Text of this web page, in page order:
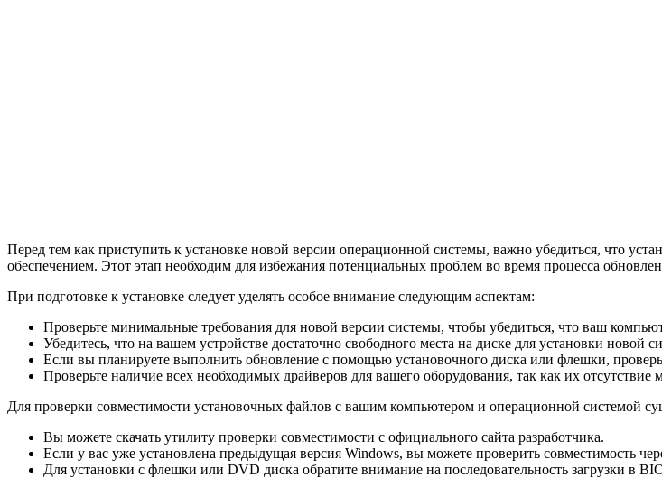
Перед тем как приступить к установке новой версии операционной системы, важно убедиться, что
обеспечением. Этот этап необходим для избежания потенциальных проблем во время процесса
При подготовке к установке следует уделять особое внимание следующим аспектам:
Проверьте минимальные требования для новой версии системы, чтобы убедиться, что ваш
Убедитесь, что на вашем устройстве достаточно свободного места на диске для установки новой
Если вы планируете выполнить обновление с помощью установочного диска или флешки,
Проверьте наличие всех необходимых драйверов для вашего оборудования, так как их
Для проверки совместимости установочных файлов с вашим компьютером и операционной системой
Вы можете скачать утилиту проверки совместимости с официального сайта разработчика.
Если у вас уже установлена предыдущая версия Windows, вы можете проверить совместимость
Для установки с флешки или DVD диска обратите внимание на последовательность загрузки в